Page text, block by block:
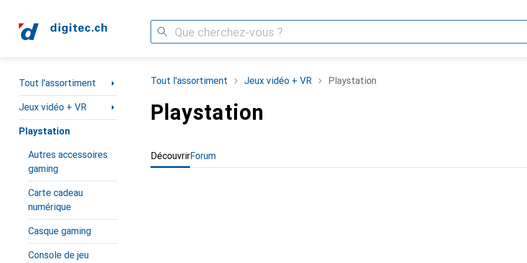
Recherche
Navigation par catégorie
Tout l'assortiment
Jeux vidéo + VR
Playstation
Autres accessoires
gaming
Carte cadeau
numérique
Casque gaming
Console de jeu
Tout l'assortiment Jeux vidéo + VR Playstation
Playstation
DécouvrirForum